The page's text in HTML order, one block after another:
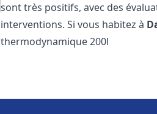
sont très positifs, avec des
interventions. Si vous habitez à
thermodynamique 200l